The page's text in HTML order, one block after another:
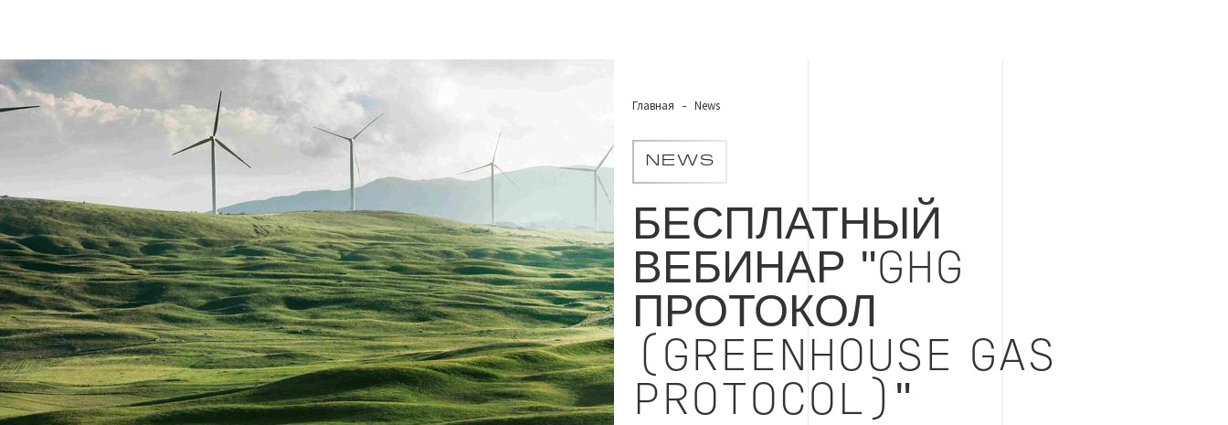
GHG protocol
Главная News
NEWS
БЕСПЛАТНЫЙ
ВЕБИНАР "GHG
ПРОТОКОЛ
(GREENHOUSE GAS
PROTOCOL)"